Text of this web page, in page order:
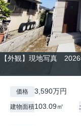
【外観】現地写真
価格 3,590万円
建物面積103.09㎡